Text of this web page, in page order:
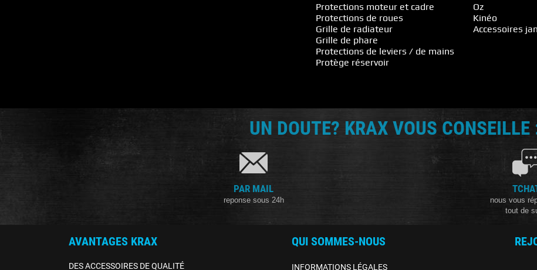
Protections moteur et cadre
Protections de roues
Grille de radiateur
Grille de phare
Protections de leviers / de mains
Protège réservoir
Oz
Kinéo
Accessoires
UN DOUTE? KRAX VOUS CONSEILLE
PAR MAIL
reponse sous 24h
nous vous
tout de
AVANTAGES KRAX
DES ACCESSOIRES DE QUALITÉ
QUI SOMMES-NOUS
INFORMATIONS LÉGALES